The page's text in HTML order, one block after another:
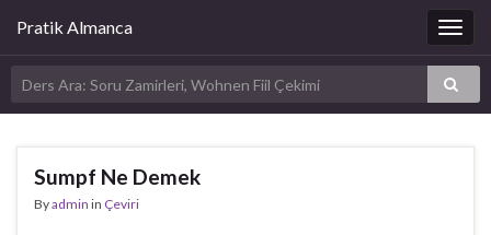
Pratik Almanca
Sumpf Ne Demek
Byadmin in Çeviri